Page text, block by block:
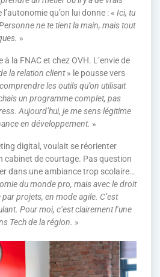
l’autonomie qu’on lui donne : « Ici, tu
ne te tient la main, mais tout
»
la FNAC et chez OVH. L’envie de
la relation client» le pousse vers
les outils qu’on utilisait
un programme complet, pas
Aujourd’hui, je me sens légitime
en développement. »
digital, voulait se réorienter
cabinet de courtage. Pas question
dans une ambiance trop scolaire…
du monde pro, mais avec le droit
projets, en mode agile. C’est
Pour moi, c’est clairement l’une
Tech de la région. »